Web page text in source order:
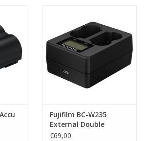
Fujifilm BC-W235
External Double
Charger NP-W235
€69,00